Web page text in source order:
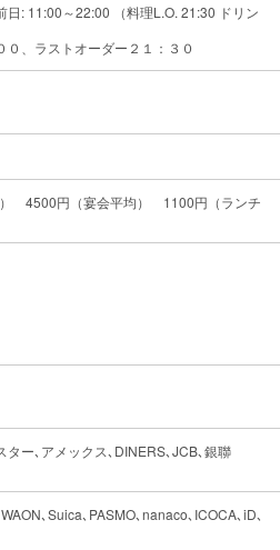
日: 11:00～22:00 （料理L.O. 21:30 ドリン
０、ラストオーダー２１：３０
4500円（宴会平均） 1100円（ランチ
ター､アメックス､DINERS､JCB､銀聯
､Suica､PASMO､nanaco､ICOCA､iD､